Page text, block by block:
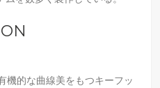
機的な曲線美をもつキーフッ